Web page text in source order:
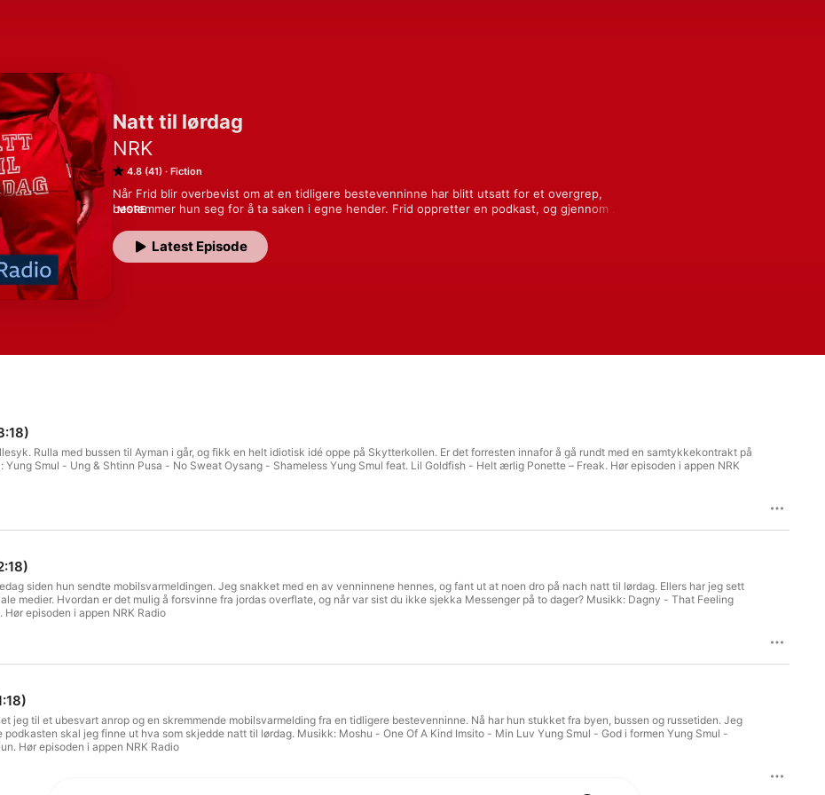
Natt til lørdag
NRK
4.8 (41) Fiction
Når Frid blir overbevist om at en tidligere bestevenninne har blitt utsatt for et overgrep,
bestemmer hun seg for å ta saken i egne hender. Frid oppretter en podkast, og gjennom
det egentlig som skjedde natt til lørdag?
Manus og regi: Rolf-Magne Golten Andersen
MORE
Latest Episode
Rulla med bussen til Ayman i går, og fikk en helt idiotisk idé oppe på Skytterkollen. Er det forresten innafor å gå rundt med en samtykkekontrakt på
Yung Smul - Ung & Shtinn Pusa - No Sweat Oysang - Shameless Yung Smul feat. Lil Goldfish - Helt ærlig Ponette – Freak. Hør episoden i appen NRK
siden hun sendte mobilsvarmeldingen. Jeg snakket med en av venninnene hennes, og fant ut at noen dro på nach natt til lørdag. Ellers har jeg sett
medier. Hvordan er det mulig å forsvinne fra jordas overflate, og når var sist du ikke sjekka Messenger på to dager? Musikk: Dagny - That Feeling
Hør episoden i appen NRK Radio
jeg til et ubesvart anrop og en skremmende mobilsvarmelding fra en tidligere bestevenninne. Nå har hun stukket fra byen, bussen og russetiden. Jeg
podkasten skal jeg finne ut hva som skjedde natt til lørdag. Musikk: Moshu - One Of A Kind Imsito - Min Luv Yung Smul - God i formen Yung Smul -
Hør episoden i appen NRK Radio